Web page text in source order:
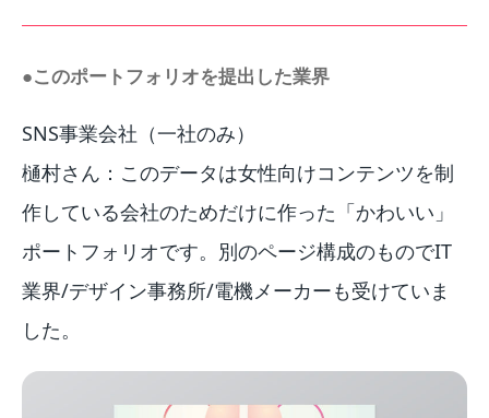
●このポートフォリオを提出した業界
SNS事業会社（一社のみ）
樋村さん：このデータは女性向けコンテンツを制
作している会社のためだけに作った「かわいい」
ポートフォリオです。別のページ構成のものでIT
業界/デザイン事務所/電機メーカーも受けていま
した。